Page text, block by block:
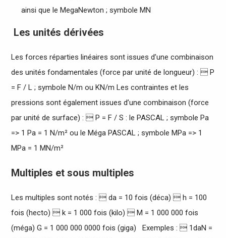
ainsi que le MegaNewton ; symbole MN
Les unités dérivées
Les forces réparties linéaires sont issues d’une combinaison
des unités fondamentales (force par unité de longueur) :  P
= F / L ; symbole N/m ou KN/m Les contraintes et les
pressions sont également issues d’une combinaison (force
par unité de surface) :  P = F / S : le PASCAL ; symbole Pa
=> 1 Pa = 1 N/m² ou le Méga PASCAL ; symbole MPa => 1
MPa = 1 MN/m²
Multiples et sous multiples
Les multiples sont notés :  da = 10 fois (déca)  h = 100
fois (hecto)  k = 1 000 fois (kilo)  M = 1 000 000 fois
(méga) G = 1 000 000 0000 fois (giga) Exemples :  1daN =